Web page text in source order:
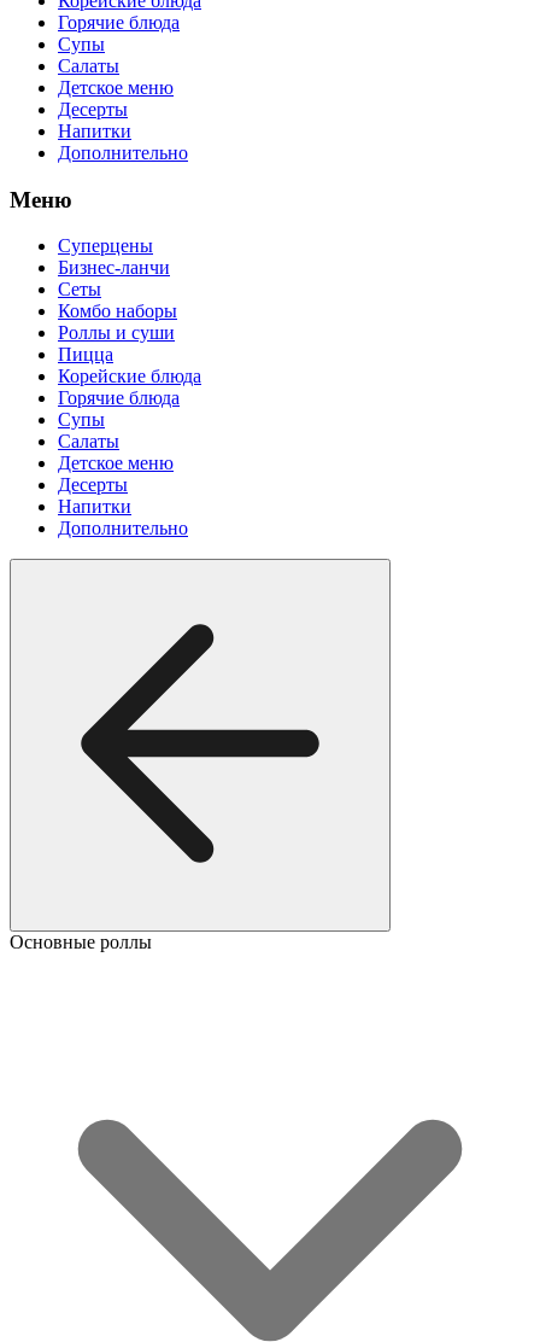
Горячие блюда
Супы
Салаты
Детское меню
Десерты
Напитки
Дополнительно
Меню
Суперцены
Бизнес-ланчи
Сеты
Комбо наборы
Роллы и суши
Пицца
Корейские блюда
Горячие блюда
Супы
Салаты
Детское меню
Десерты
Напитки
Дополнительно
Основные роллы